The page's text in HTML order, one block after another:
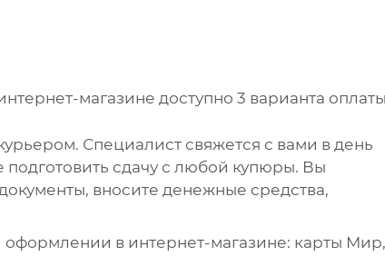
магазине доступно 3 варианта
Специалист свяжется с вами в день
подготовить сдачу с любой купюры. Вы
вносите денежные средства,
в интернет-магазине: карты Мир,